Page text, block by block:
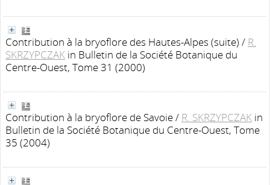
Contribution à la bryoflore des Hautes-Alpes (suite) / R.
SKRZYPCZAK in Bulletin de la Société Botanique du
Centre-Ouest, Tome 31 (2000)
Contribution à la bryoflore de Savoie/ R. SKRZYPCZAK in
Bulletin de la Société Botanique du Centre-Ouest, Tome
35 (2004)